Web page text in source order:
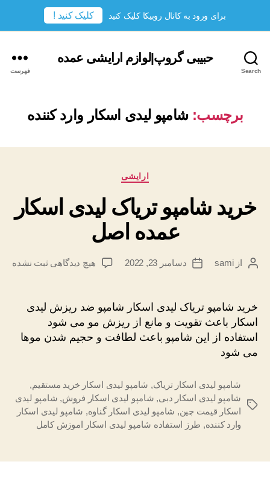
Search
حبیبی گروپ|لوازم ارایشی عمده
فهرست
برچسب: شامپو لیدی اسکار وارد کننده
دسته‌ها
ارایشی
خرید شامپو تریاک لیدی اسکار
عمده اصل
نویسندهٔ
ازsami
تاریخدسامبر 23, 2022 هیچ دیدگاهیبرای
تریاک
لیدی
اسکار
عمده
ثبت نشده
خرید شامپو تریاک لیدی اسکار شامپو ضد ریزش لیدی
اسکار باعث تقویت و مانع از ریزش مو می شود
استفاده از این شامپو باعث لطافت و حجیم شدن موها
می شود
برچسب‌ها
شامپو لیدی اسکار تریاک, شامپو لیدی اسکار خرید مستقیم,
شامپو لیدی اسکار دبی, شامپو لیدی اسکار فروش, شامپو لیدی
اسکار قیمت چین, شامپو لیدی اسکار گناوه, شامپو لیدی اسکار
وارد کننده, طرز استفاده شامپو لیدی اسکار اموزش کامل
برای ورود به کانال روبیکا کلیک کنید کلیک کنید !